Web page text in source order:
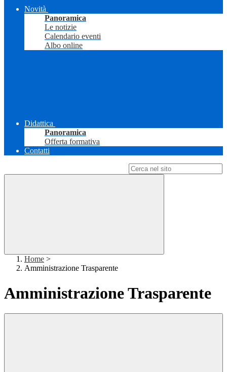
Novità
Panoramica
Le notizie
Calendario eventi
Albo online
Didattica
Panoramica
Offerta formativa
Contatti
Home >
Amministrazione Trasparente
Amministrazione Trasparente